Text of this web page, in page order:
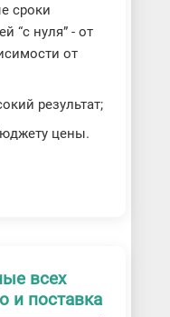
сроки
“с нуля” - от
от
результат;
цены.
всех
и поставка